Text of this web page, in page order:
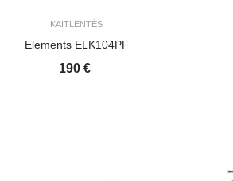
KAITLENTĖS
Elements ELK104PF
190 €